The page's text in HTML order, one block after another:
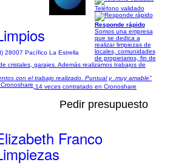
28007 Pacífico La Estrella
Teléfono validado
Responde rápido
Somos una empresa
que se dedica a
realizar limpiezas de
locales, comunidades
de propietarios, fin de
cristales, garajes. Además realizamos trabajos de
con el trabajo realizado. Puntual y .muy amable"
14 veces contratado en Cronoshare
Pedir presupuesto
Franco